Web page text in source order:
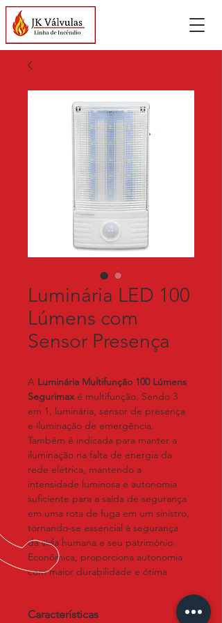
Luminária LED 100
Lúmens com
Sensor Presença
A Luminária Multifunção 100 Lúmens
Segurimax é multifunção. Sendo 3
em 1, luminária, sensor de presença
e iluminação de emergência.
Também é indicada para manter a
iluminação na falta de energia da
rede elétrica, mantendo a
intensidade luminosa e autonomia
suficiente para a saída de segurança
em uma rota de fuga em um sinistro,
tornando-se essencial à segurança
da vida humana e seu patrimônio.
Econômica, proporciona autonomia
com maior durabilidade e ótima
Acende automaticamente na falta de
energia elétrica.
Características